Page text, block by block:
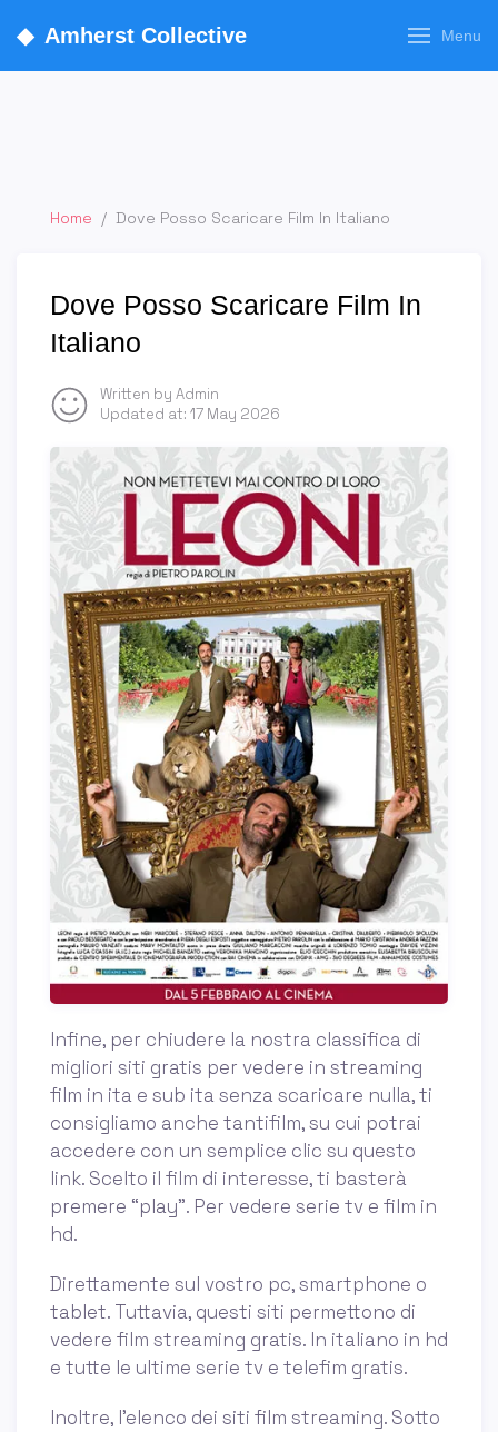
◆ Amherst Collective Menu
Home / Dove Posso Scaricare Film In Italiano
Dove Posso Scaricare Film In
Italiano
Written by Admin
Updated at: 17 May 2026
Infine, per chiudere la nostra classifica di
migliori siti gratis per vedere in streaming
film in ita e sub ita senza scaricare nulla, ti
consigliamo anche tantifilm, su cui potrai
accedere con un semplice clic su questo
link. Scelto il film di interesse, ti basterà
premere “play”. Per vedere serie tv e film in
hd.
Direttamente sul vostro pc, smartphone o
tablet. Tuttavia, questi siti permettono di
vedere film streaming gratis. In italiano in hd
e tutte le ultime serie tv e telefim gratis.
Inoltre, l’elenco dei siti film streaming. Sotto